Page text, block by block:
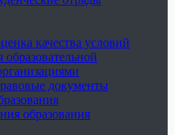
качества условий
образовательной
документы
образования